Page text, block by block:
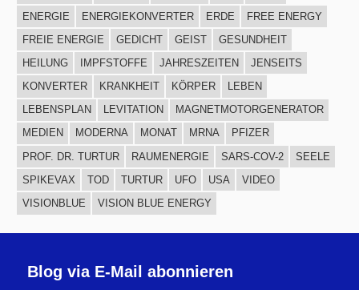
ENERGIE
ENERGIEKONVERTER ERDE
FREE ENERGY
FREIE ENERGIE
GEDICHT GEIST
GESUNDHEIT
HEILUNG
IMPFSTOFFE JAHRESZEITEN
JENSEITS
KONVERTER
KRANKHEIT KÖRPER
LEBEN
LEBENSPLAN
LEVITATION
MAGNETMOTORGENERATOR
MEDIEN
MODERNA MONAT MRNA
PFIZER
PROF. DR. TURTUR
RAUMENERGIE SARS-COV-2
SEELE
SPIKEVAX
TOD TURTUR UFO USA
VIDEO
VISIONBLUE
VISION BLUE ENERGY
Blog via E-Mail abonnieren